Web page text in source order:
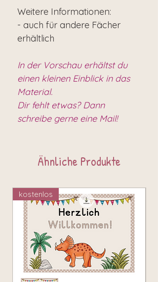
Weitere Informationen:
- auch für andere Fächer
erhältlich
In der Vorschau erhältst du
einen kleinen Einblick in das
Material.
Dir fehlt etwas? Dann
schreibe gerne eine Mail!
Ähnliche Produkte
kostenlos